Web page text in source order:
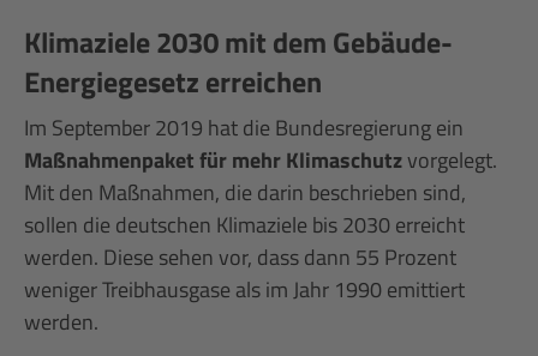
Klimaziele 2030 mit dem Gebäude-
Energiegesetz erreichen
Im September 2019 hat die Bundesregierung ein
Maßnahmenpaket für mehr Klimaschutzvorgelegt.
Mit den Maßnahmen, die darin beschrieben sind,
sollen die deutschen Klimaziele bis 2030 erreicht
werden. Diese sehen vor, dass dann 55 Prozent
weniger Treibhausgase als im Jahr 1990 emittiert
werden.